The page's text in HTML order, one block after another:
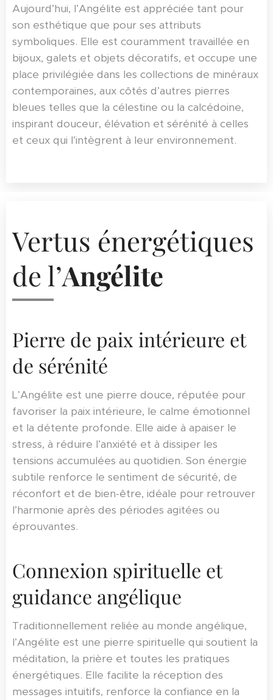
Aujourd’hui, l’Angélite est appréciée tant pour
son esthétique que pour ses attributs
symboliques. Elle est couramment travaillée en
bijoux, galets et objets décoratifs, et occupe une
place privilégiée dans les collections de minéraux
contemporaines, aux côtés d’autres pierres
bleues telles que la célestine ou la calcédoine,
inspirant douceur, élévation et sérénité à celles
et ceux qui l’intègrent à leur environnement.
Vertus énergétiques
de l’Angélite
Pierre de paix intérieure et
de sérénité
L’Angélite est une pierre douce, réputée pour
favoriser la paix intérieure, le calme émotionnel
et la détente profonde. Elle aide à apaiser le
stress, à réduire l’anxiété et à dissiper les
tensions accumulées au quotidien. Son énergie
subtile renforce le sentiment de sécurité, de
réconfort et de bien-être, idéale pour retrouver
l’harmonie après des périodes agitées ou
éprouvantes.
Connexion spirituelle et
guidance angélique
Traditionnellement reliée au monde angélique,
l’Angélite est une pierre spirituelle qui soutient la
méditation, la prière et toutes les pratiques
énergétiques. Elle facilite la réception des
messages intuitifs, renforce la confiance en la